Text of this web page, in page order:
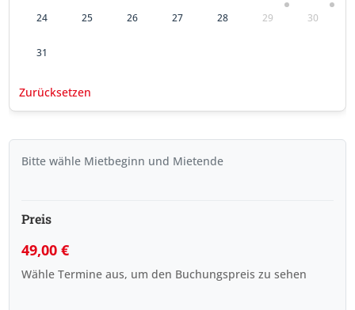
24 25 26 27 28 29 30
31
Zurücksetzen
Bitte wähle Mietbeginn und Mietende
Preis
49,00€
Wähle Termine aus, um den Buchungspreis zu sehen